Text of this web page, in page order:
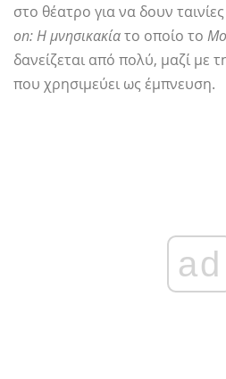
στο θέατρο για να δουν
on: Η μνησικακίατο οποίο το
δανείζεται από πολύ, μαζί με
που χρησιμεύει ως έμπνευση.
ad